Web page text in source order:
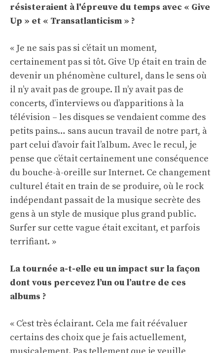
résisteraient à l'épreuve du temps avec « Give
Up » et « Transatlanticism » ?
« Je ne sais pas si c’était un moment,
certainement pas si tôt. Give Up était en train de
devenir un phénomène culturel, dans le sens où
il n’y avait pas de groupe. Il n’y avait pas de
concerts, d’interviews ou d’apparitions à la
télévision – les disques se vendaient comme des
petits pains… sans aucun travail de notre part, à
part celui d’avoir fait l’album. Avec le recul, je
pense que c’était certainement une conséquence
du bouche-à-oreille sur Internet. Ce changement
culturel était en train de se produire, où le rock
indépendant passait de la musique secrète des
gens à un style de musique plus grand public.
Surfer sur cette vague était excitant, et parfois
terrifiant. »
La tournée a-t-elle eu un impact sur la façon
dont vous percevez l’un ou l’autre de ces
albums ?
« C’est très éclairant. Cela me fait réévaluer
certains des choix que je fais actuellement,